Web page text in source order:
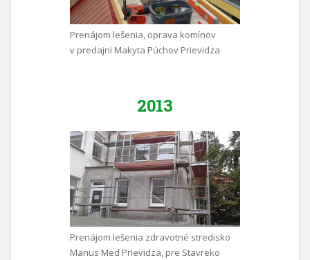
Prenájom lešenia, oprava komínov
v predajni Makyta Púchov Prievidza
2013
Prenájom lešenia zdravotné stredisko
Manus Med Prievidza, pre Stavreko